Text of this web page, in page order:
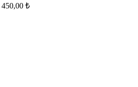
450,00 ₺